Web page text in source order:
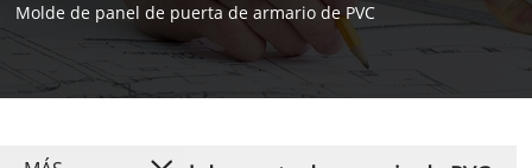
Molde de panel de puerta de armario de PVC